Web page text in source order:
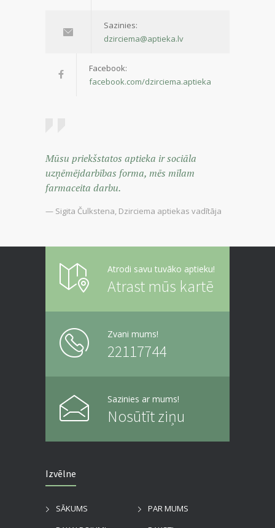
Sazinies:
dzirciema@aptieka.lv
Facebook:
facebook.com/dzirciema.aptieka
Mūsu priekšstatos aptieka ir sociāla
uzņēmējdarbības forma, mēs mīlam
farmaceita darbu.
— Sigita Čulkstena, Dzirciema aptiekas vadītāja
Atrodi savu tuvāko aptieku!
Atrast mūs kartē
Zvani mums!
22117744
Sazinies ar mums!
Nosūtīt ziņu
Izvēlne
SĀKUMS
PAR MUMS